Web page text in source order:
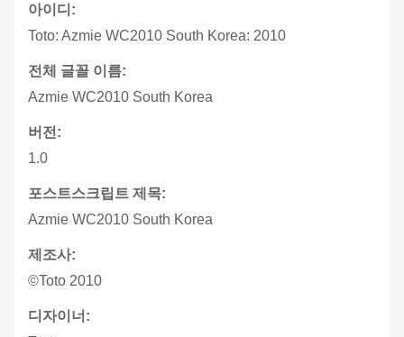
아이디:
Toto: Azmie WC2010 South Korea: 2010
전체 글꼴 이름:
Azmie WC2010 South Korea
버전:
1.0
포스트스크립트 제목:
Azmie WC2010 South Korea
제조사:
©Toto 2010
디자이너: